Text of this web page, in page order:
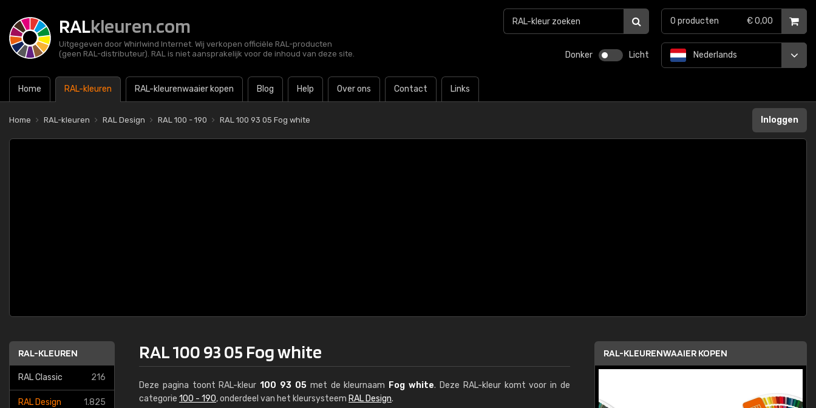
RALkleuren.com
Uitgegeven door Whirlwind Internet. Wij verkopen officiële RAL-producten
(geen RAL-distributeur). RAL is niet aansprakelijk voor de inhoud van deze site.
Donker Licht
Home RAL-kleuren RAL-kleurenwaaier kopen Blog Help Over ons Contact Links
Nederlands
0 producten € 0,00
Home RAL-kleuren RAL Design RAL 100 - 190 RAL 100 93 05 Fog white Inloggen
RAL-KLEUREN
RAL Classic 216
RAL Design 1.825
RAL 100 93 05 Fog white
Deze pagina toont RAL-kleur100 93 05met de kleurnaam Fog white. Deze RAL-kleur komt voor in de
categorie 100 - 190, onderdeel van het kleursysteem RAL Design.
RAL-KLEURENWAAIER KOPEN